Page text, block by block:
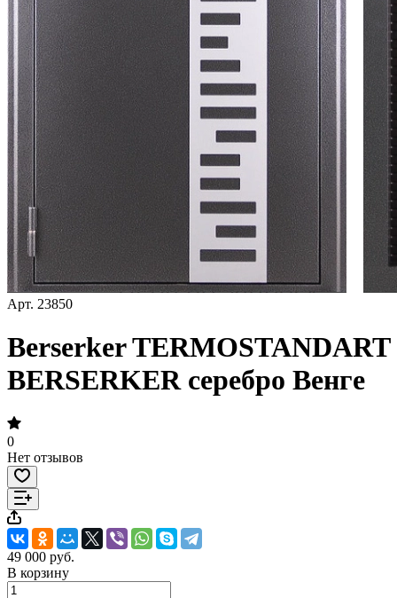
Арт. 23850
Berserker TERMOSTANDART
BERSERKER серебро Венге
0
Нет отзывов
49 000 руб.
В корзину